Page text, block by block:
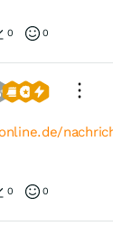
0 0
0 0